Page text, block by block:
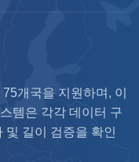
개국을 지원하며, 이
템은 각각 데이터 구
길이 검증을 확인